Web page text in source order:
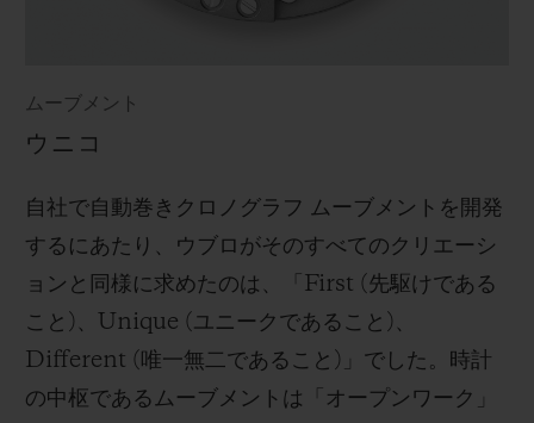
ムーブメント
ウニコ
自社で自動巻きクロノグラフ ムーブメントを開発
するにあたり、ウブロがそのすべてのクリエーシ
ョンと同様に求めたのは、「First (先駆けである
こと)、Unique (ユニークであること)、
Different (唯一無二であること)」でした。時計
の中枢であるムーブメントは「オープンワーク」